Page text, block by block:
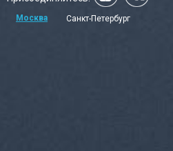
Москва Санкт-Петербург